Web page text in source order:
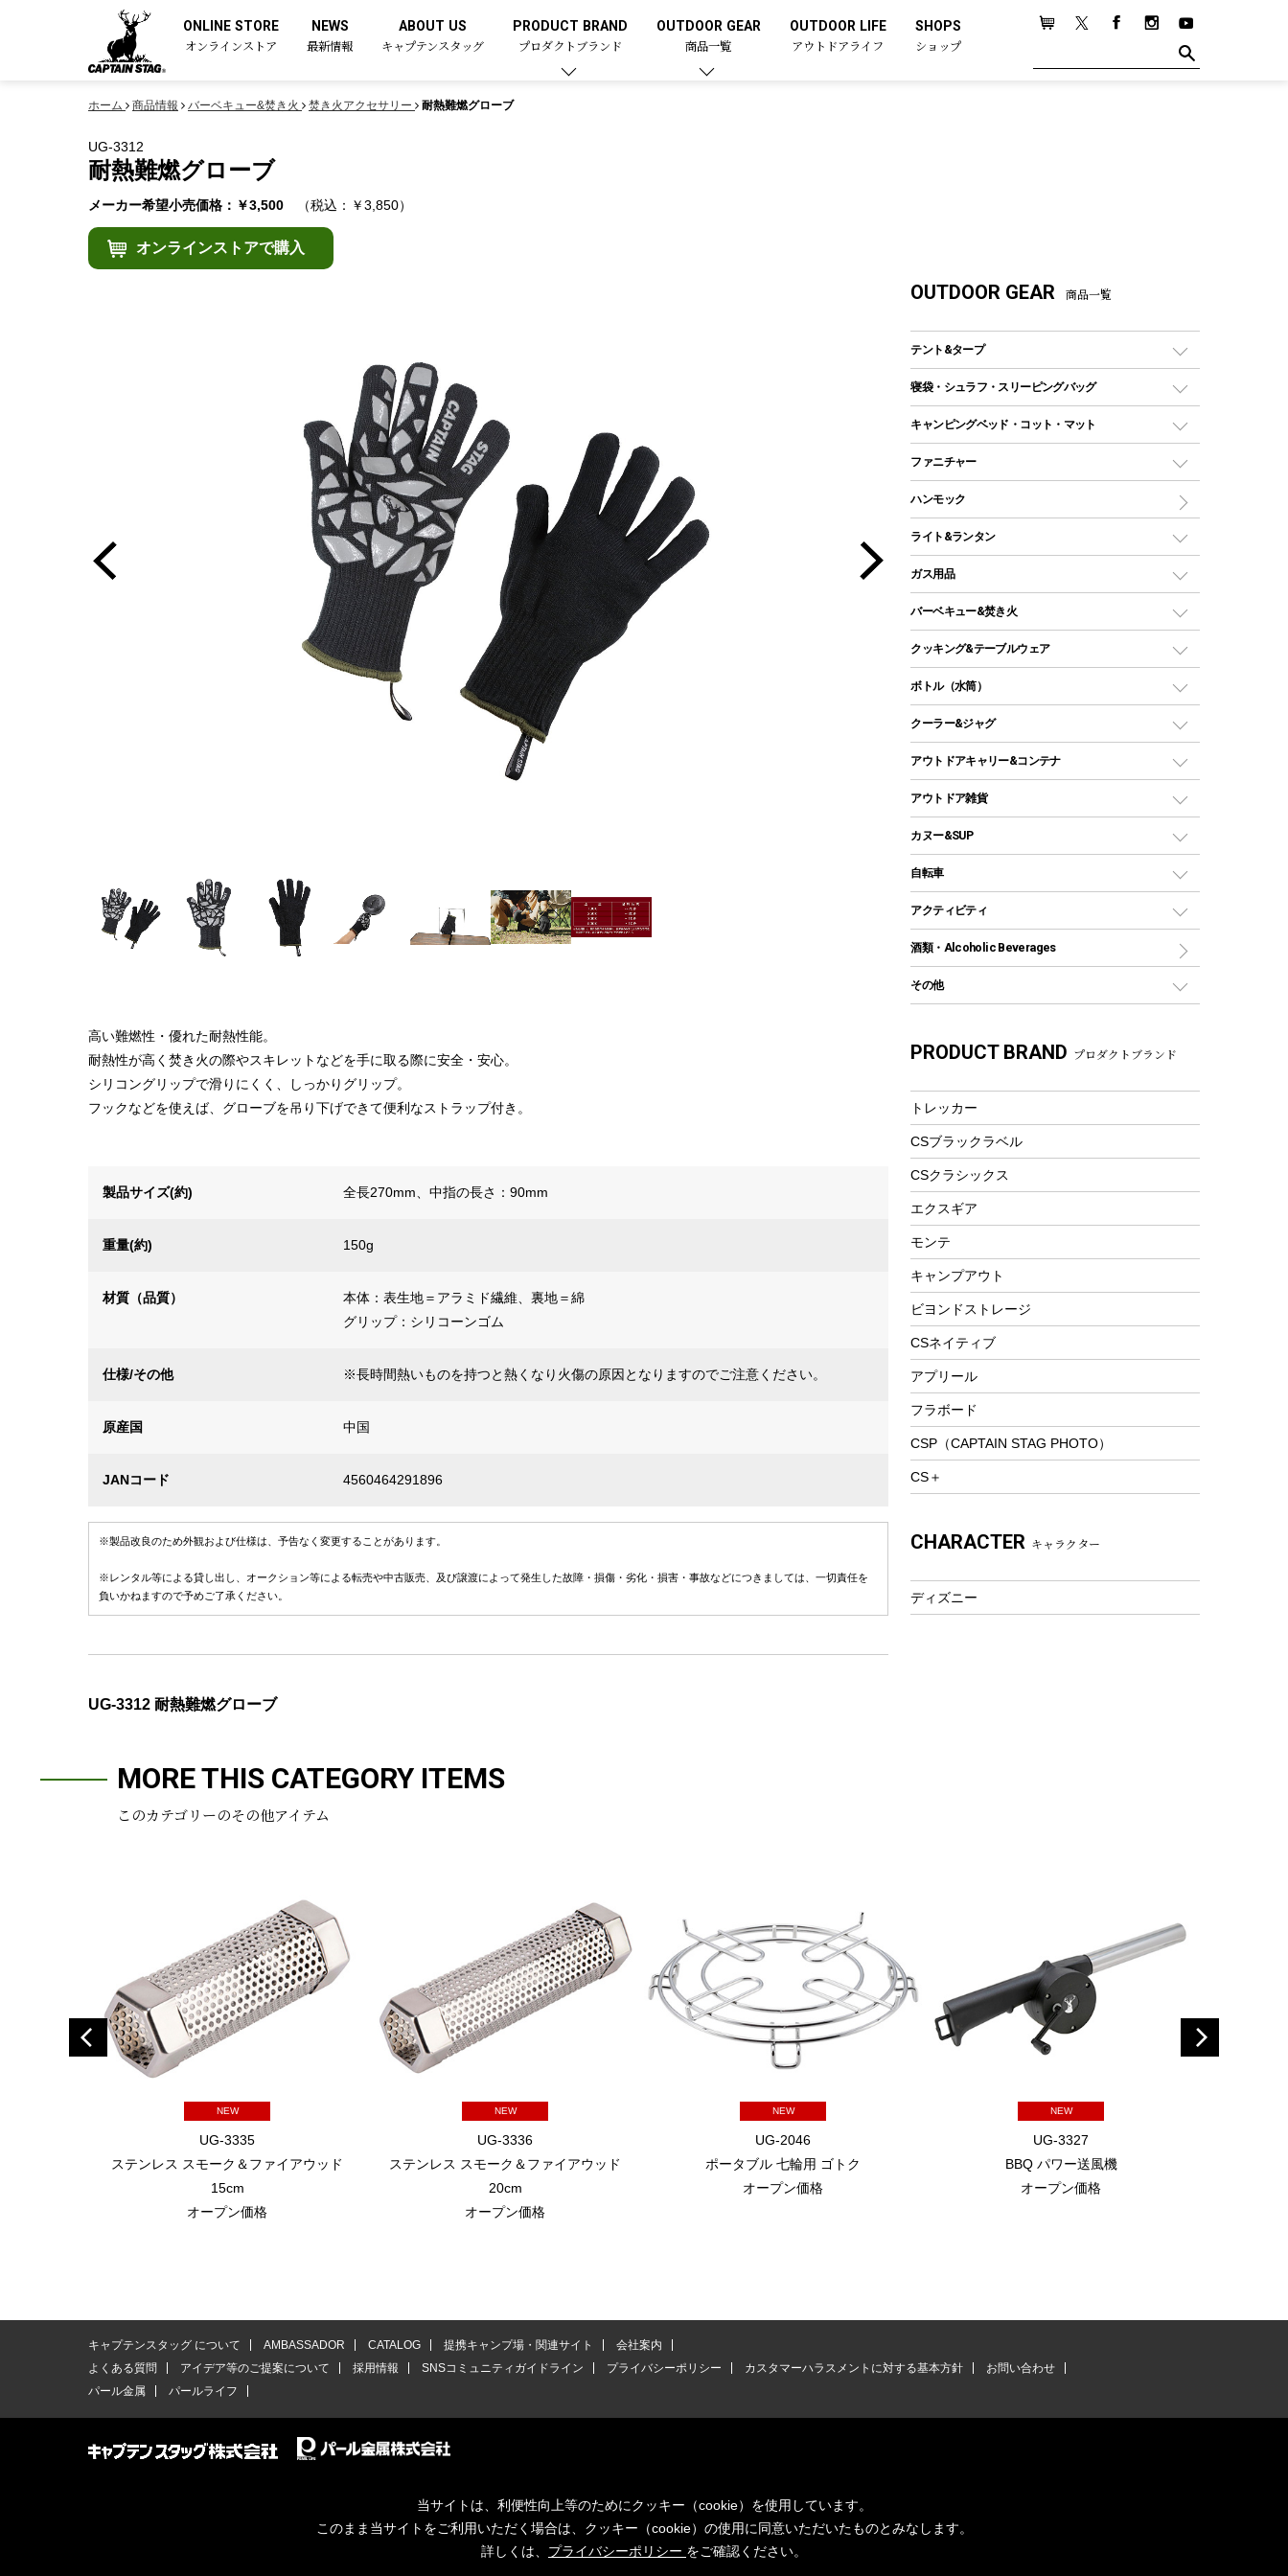
ONLINE STORE
オンラインストア
NEWS
最新情報
ABOUT US
キャプテンスタッグ
PRODUCT BRAND
プロダクトブランド
OUTDOOR GEAR
商品一覧
OUTDOOR LIFE
アウトドアライフ
SHOPS
ショップ
ホーム 商品情報 バーベキュー&焚き火 焚き火アクセサリー 耐熱難燃グローブ
UG-3312
耐熱難燃グローブ
メーカー希望小売価格：￥3,500 （税込：￥3,850）
オンラインストアで購入
高い難燃性・優れた耐熱性能。
耐熱性が高く焚き火の際やスキレットなどを手に取る際に安全・安心。
シリコングリップで滑りにくく、しっかりグリップ。
フックなどを使えば、グローブを吊り下げできて便利なストラップ付き。
製品サイズ(約) 全長270mm、中指の長さ：90mm
重量(約) 150g
材質（品質）
本体：表生地＝アラミド繊維、裏地＝綿
グリップ：シリコーンゴム
仕様/その他 ※長時間熱いものを持つと熱くなり火傷の原因となりますのでご注意ください。
原産国 中国
JANコード 4560464291896
※製品改良のため外観および仕様は、予告なく変更することがあります。
※レンタル等による貸し出し、オークション等による転売や中古販売、及び譲渡によって発生した故障・損傷・劣化・損害・事故などにつきましては、一切責任を
負いかねますので予めご了承ください。
UG-3312 耐熱難燃グローブ
OUTDOOR GEAR 商品一覧
テント&タープ
テント
ツールームテント
ワンポールテント
シェルターテント
ロッジ型・オリジナルテント
タープ
スクエアタープ（レクタタープ）
メッシュタープ
自立式タープ
パラソル
テントアクセサリー
ペグ
グランドシート
ガイドロープ
ツール
寝袋・シュラフ・スリーピングバッグ
レクタングラー型（封筒型）シュラフ
インナーシュラフ
キャンピングベッド・コット・マット
キャンピングベッド・コット
インフレータブルマット
ファニチャー
アウトドアテーブル
レジャーシート
ハンモック
ライト&ランタン
LEDランタン
ガスランタン
オイルランタン
LEDライト
ヘッドライト
キャンドル
ガス用品
ガスバーナー
ガス缶
ガストーチ、ライター
バーベキュー&焚き火
バーベキューコンロ、グリル
焚き火台タイプ（ロースタイル）グリル
卓上タイプグリル
パーティータイプグリル
鉄板、アミ
焚き火台&ストーブ
火起こし
バーベキューツール
燃料・着火剤・炭
クッキング&テーブルウェア
ダッチオーブン
ホットサンドメーカー
クッカーセット
シェラカップ
クッキングツール
ナイフ
カトラリー
マグカップ、カップ
フードボトル
コーヒー&ミル
トレー
ランチョンマット
ランチボックス
ピクニックセット
ボトル（水筒）
ステンレスボトル
コップ付きタイプ
ワンタッチタイプ
プラスチックボトル
ディズニーボトル
クーラー&ジャグ
クーラーボックス
クーラーバッグ
ウォータージャグ
保冷剤
アウトドアキャリー&コンテナ
アウトドアキャリー
アウトドア雑貨
バックパック&バッグ
リュック、バックパック
トートバッグ、サコッシュ
ショッピングキャリー
その他アウトドア雑貨
レイン
ツール、他
カヌー&SUP
インフレータブル
カヤック
パドル
ヘルメット
アクセサリー
自転車
折りたたみ自転車
スポーツサイクル
シティサイクル
自転車用アクセサリー
自転車ウェア
アクティビティ
マリン
ラッシュガード
テント
フローティングベスト
ヘルメット
エアーポンプ
ウィンター
防寒ウェア
ツール&アクセサリー
トレッキング
トレッキングステッキ
トレッキングアクセサリー
プレイグッズ
ウェルネス
フィットネス
アクセサリー
酒類・Alcoholic Beverages
その他
湯たんぽ
PRODUCT BRAND プロダクトブランド
トレッカー
CSブラックラベル
CSクラシックス
エクスギア
モンテ
キャンプアウト
ビヨンドストレージ
CSネイティブ
アプリール
フラボード
CSP（CAPTAIN STAG PHOTO）
CS＋
CHARACTER キャラクター
ディズニー
MORE THIS CATEGORY ITEMS
このカテゴリーのその他アイテム
NEW
UG-3335
ステンレス スモーク＆ファイアウッド
15cm
オープン価格
NEW
UG-3336
ステンレス スモーク＆ファイアウッド
20cm
オープン価格
NEW
UG-2046
ポータブル 七輪用 ゴトク
オープン価格
NEW
UG-3327
BBQ パワー送風機
オープン価格
キャプテンスタッグ について AMBASSADOR CATALOG 提携キャンプ場・関連サイト
会社案内
よくある質問
アイデア等のご提案について 採用情報 SNSコミュニティガイドライン プライバシーポリシー カスタマーハラスメントに対する基本方針
お問い合わせ
パール金属
パールライフ
当サイトは、利便性向上等のためにクッキー（cookie）を使用しています。
このまま当サイトをご利用いただく場合は、クッキー（cookie）の使用に同意いただいたものとみなします。
詳しくは、 プライバシーポリシー をご確認ください。